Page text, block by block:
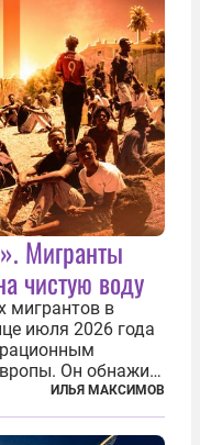
Мигранты
чистую воду
мигрантов в
июля 2026 года
Он обнажил
Евросоюза,
политика ЕС
ИЛЬЯ МАКСИМОВ